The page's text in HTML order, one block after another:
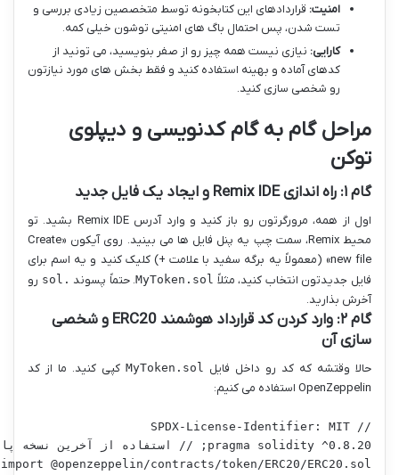
امنیت: قراردادهای این کتابخونه توسط متخصصین زیادی بررسی و
تست شدن، پس احتمال باگ های امنیتی توشون خیلی کمه.
کارایی: نیازی نیست همه چیز رو از صفر بنویسید، می تونید از
کدهای آماده و بهینه استفاده کنید و فقط بخش های مورد نیازتون
رو شخصی سازی کنید.
مراحل گام به گام کدنویسی و دیپلوی
توکن
گام ۱: راه اندازی Remix IDE و ایجاد یک فایل جدید
اول از همه، مرورگرتون رو باز کنید و وارد آدرس Remix IDE بشید. تو
محیط Remix، سمت چپ یه پنل فایل ها می بینید. روی آیکون «Create
new file» (معمولاً یه برگه سفید با علامت +) کلیک کنید و یه اسم برای
فایل جدیدتون انتخاب کنید، مثلاً MyToken.sol. حتماً پسوند .sol
رو
آخرش بذارید.
گام ۲: وارد کردن کد قرارداد هوشمند ERC20 و شخصی
سازی آن
حالا وقتشه که کد رو داخل فایل MyToken.sol کپی کنید. ما از کد
OpenZeppelin استفاده می کنیم: